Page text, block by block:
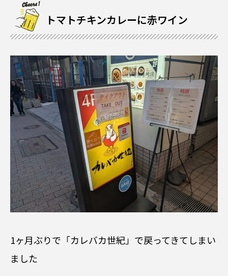
トマトチキンカレーに赤ワイン
1ヶ月ぶりで「カレバカ世紀」で戻ってきてしまい
ました